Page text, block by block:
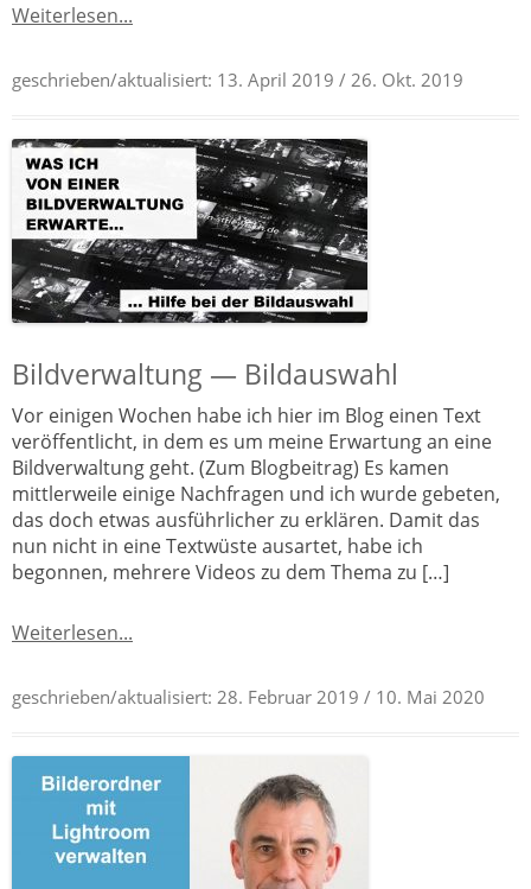
Weiterlesen...
geschrieben/aktualisiert: 13. April 2019 / 26. Okt. 2019
Bildverwaltung — Bildauswahl
Vor einigen Wochen habe ich hier im Blog einen Text
veröffentlicht, in dem es um meine Erwartung an eine
Bildverwaltung geht. (Zum Blogbeitrag) Es kamen
mittlerweile einige Nachfragen und ich wurde gebeten,
das doch etwas ausführlicher zu erklären. Damit das
nun nicht in eine Textwüste ausartet, habe ich
begonnen, mehrere Videos zu dem Thema zu […]
Weiterlesen...
geschrieben/aktualisiert: 28. Februar 2019 / 10. Mai 2020